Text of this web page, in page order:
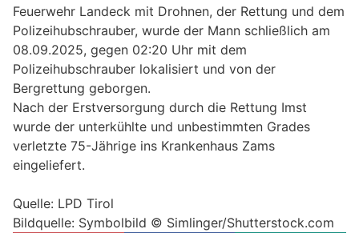
Feuerwehr Landeck mit Drohnen, der Rettung und dem
Polizeihubschrauber, wurde der Mann schließlich am
08.09.2025, gegen 02:20 Uhr mit dem
Polizeihubschrauber lokalisiert und von der
Bergrettung geborgen.
Nach der Erstversorgung durch die Rettung Imst
wurde der unterkühlte und unbestimmten Grades
verletzte 75-Jährige ins Krankenhaus Zams
eingeliefert.
Quelle: LPD Tirol
Bildquelle: Symbolbild © Simlinger/Shutterstock.com